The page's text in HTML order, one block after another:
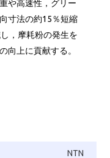
や高速性，グリー
寸法の約15％短縮
，摩耗粉の発生を
向上に貢献する。
NTN